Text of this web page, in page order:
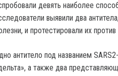
девять наиболее
выявили два
и протестировали их
антитело под названием
а также два